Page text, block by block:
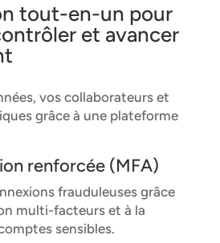
tout-en-un pour
et avancer
vos collaborateurs et
grâce à une plateforme
renforcée (MFA)
frauduleuses grâce
multi-facteurs et à la
sensibles.